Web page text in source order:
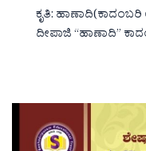
ಕೃತಿ:
ದೀಪಾಜಿ “ಹಾಣಾದಿ‌‌‌‌”